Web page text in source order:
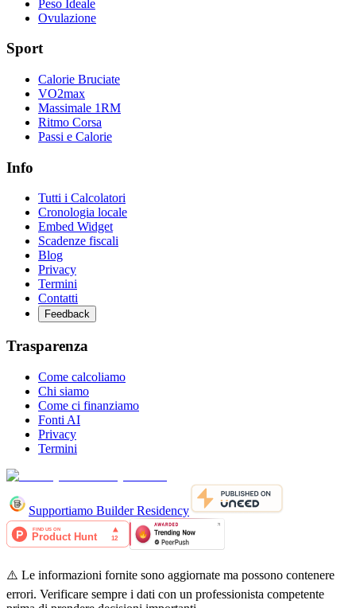
Peso Ideale
Ovulazione
Sport
Calorie Bruciate
VO2max
Massimale 1RM
Ritmo Corsa
Passi e Calorie
Info
Tutti i Calcolatori
Cronologia locale
Embed Widget
Scadenze fiscali
Blog
Privacy
Termini
Contatti
Feedback
Trasparenza
Come calcoliamo
Chi siamo
Come ci finanziamo
Fonti AI
Privacy
Termini
Supportiamo Builder Residency
⚠️ Le informazioni fornite sono aggiornate ma possono contenere
errori. Verificare sempre i dati con un professionista competente